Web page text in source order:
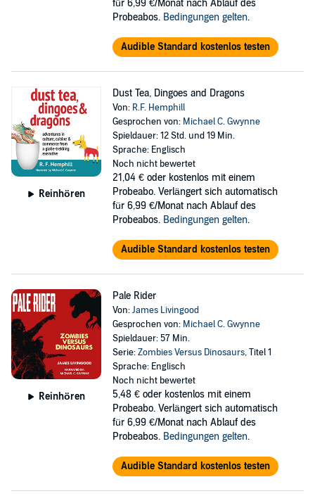
für 6,99 €/Monat nach Ablauf des
Probeabos. Bedingungen gelten.
Audible Standard kostenlos testen
Reinhören
Dust Tea, Dingoes and Dragons
Von: R.F. Hemphill
Gesprochen von: Michael C. Gwynne
Spieldauer: 12 Std. und 19 Min.
Sprache: Englisch
Noch nicht bewertet
21,04 € oder kostenlos mit einem
Probeabo. Verlängert sich automatisch
für 6,99 €/Monat nach Ablauf des
Probeabos. Bedingungen gelten.
Audible Standard kostenlos testen
Reinhören
Pale Rider
Von:James Livingood
Gesprochen von: Michael C. Gwynne
Spieldauer: 57 Min.
Serie:Zombies Versus Dinosaurs, Titel 1
Sprache: Englisch
Noch nicht bewertet
5,48 € oder kostenlos mit einem
Probeabo. Verlängert sich automatisch
für 6,99 €/Monat nach Ablauf des
Probeabos. Bedingungen gelten.
Audible Standard kostenlos testen